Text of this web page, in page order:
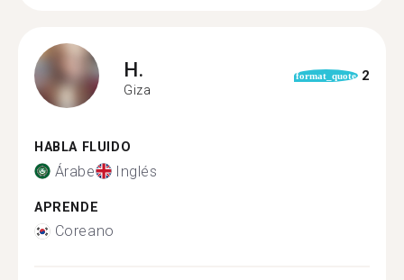
H.
Giza
format_quote 2
HABLA FLUIDO
Árabe Inglés
APRENDE
Coreano